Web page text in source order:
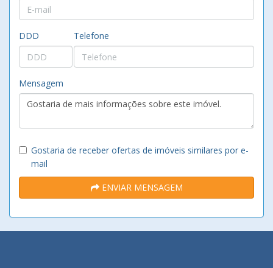
DDD Telefone
Mensagem
Gostaria de receber ofertas de imóveis similares por e-
mail
ENVIAR MENSAGEM